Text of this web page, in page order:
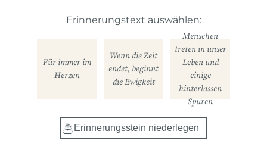
Erinnerungstext auswählen:
Für immer im
Herzen
Wenn die Zeit
endet, beginnt
die Ewigkeit
Menschen
treten in unser
Leben und
einige
hinterlassen
Spuren